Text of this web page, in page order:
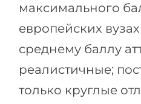
максимального
европейских
среднему баллу
реалистичные;
только круглые